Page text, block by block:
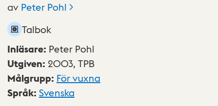
av Peter Pohl
Talbok
Inläsare: Peter Pohl
Utgiven: 2003, TPB
Målgrupp: För vuxna
Språk: Svenska